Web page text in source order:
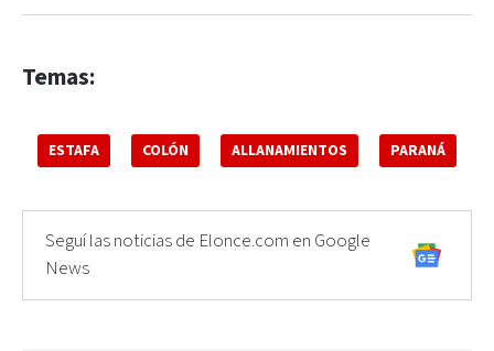
Temas:
ESTAFA COLÓN ALLANAMIENTOS PARANÁ
Seguí las noticias de Elonce.com en Google
News